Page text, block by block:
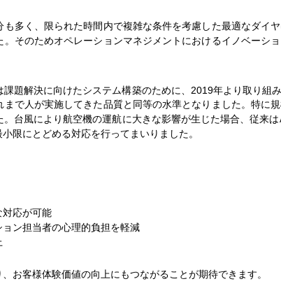
多く、限られた時間内で複雑な条件を考慮した最適なダイ
そのためオペレーションマネジメントにおけるイノベーシ
題解決に向けたシステム構築のために、2019年より取り組み
で人が実施してきた品質と同等の水準となりました。特に
台風により航空機の運航に大きな影響が生じた場合、従来
限にとどめる対応を行ってまいりました。
対応が可能
ン担当者の心理的負担を軽減
客様体験価値の向上にもつながることが期待できます。